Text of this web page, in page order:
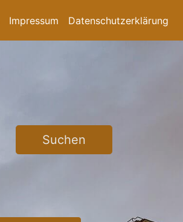
Impressum Datenschutzerklärung
Suchen